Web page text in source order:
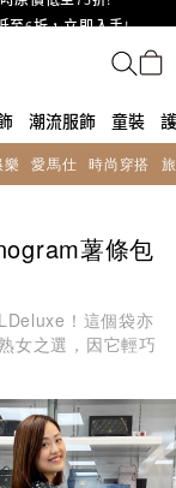
至6折，立即入手!
售店登陸MOKO 4樓
及LV專區！
承諾》商標
低至6折
潮流服飾 童裝
愛馬仕 時尚穿搭
薯條包
！這個袋亦
女之選，因它輕巧